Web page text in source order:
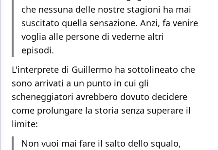
che nessuna delle nostre stagioni ha mai
suscitato quella sensazione. Anzi, fa venire
voglia alle persone di vederne altri
episodi.
L'interprete di Guillermo ha sottolineato che
sono arrivati a un punto in cui gli
scheneggiatori avrebbero dovuto decidere
come prolungare la storia senza superare il
limite:
Non vuoi mai fare il salto dello squalo,